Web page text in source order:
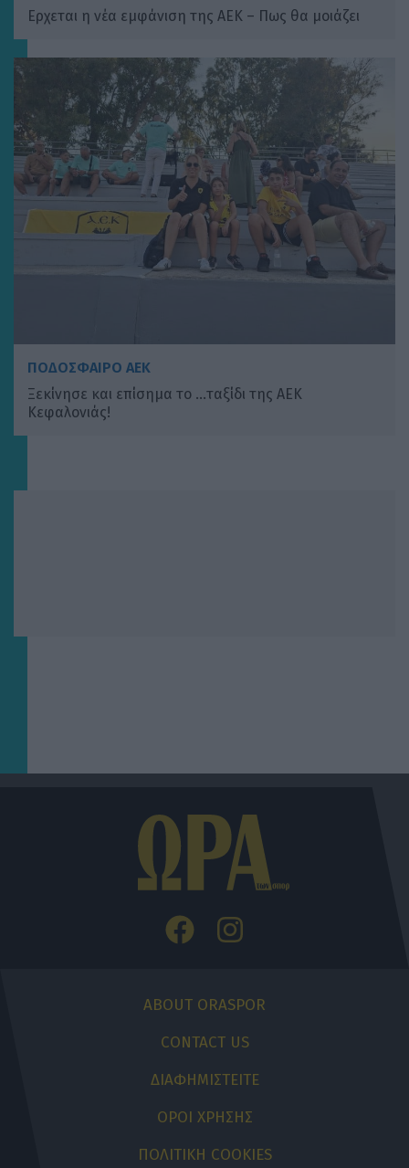
Ερχεται η νέα εμφάνιση της ΑΕΚ – Πως θα μοιάζει
ΠΟΔΟΣΦΑΙΡΟ ΑΕΚ
Ξεκίνησε και επίσημα το …ταξίδι της ΑΕΚ
Κεφαλονιάς!
ABOUT ORASPOR
CONTACT US
ΔΙΑΦΗΜΙΣΤΕΙΤΕ
ΟΡΟΙ ΧΡΗΣΗΣ
ΠΟΛΙΤΙΚΗ COOKIES